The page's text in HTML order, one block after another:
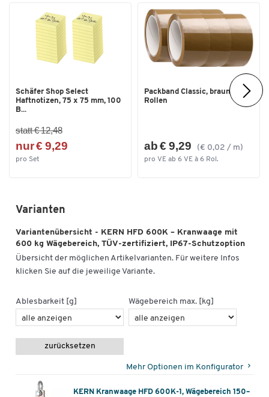
Farben
rot
Breite [mm] 194
Schäfer Shop Select
Haftnotizen, 75 x 75 mm, 100
B...
statt € 12,48
nur € 9,29
pro Set
Packband Classic, braun, 6
Rollen
ab € 9,29 (€ 0,02 / m)
pro VE ab 6 VE à 6 Rol.
Varianten
Variantenübersicht - KERN HFD 600K – Kranwaage mit
600 kg Wägebereich, TÜV-zertifiziert, IP67-Schutzoption
Übersicht der möglichen Artikelvarianten. Für weitere Infos
klicken Sie auf die jeweilige Variante.
Ablesbarkeit [g] Wägebereich max. [kg]
zurücksetzen
Mehr Optionen im Konfigurator
KERN Kranwaage HFD 600K-1, Wägebereich 150–